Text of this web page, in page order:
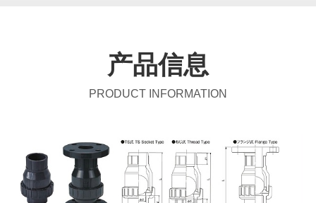
产品信息
PRODUCT INFORMATION